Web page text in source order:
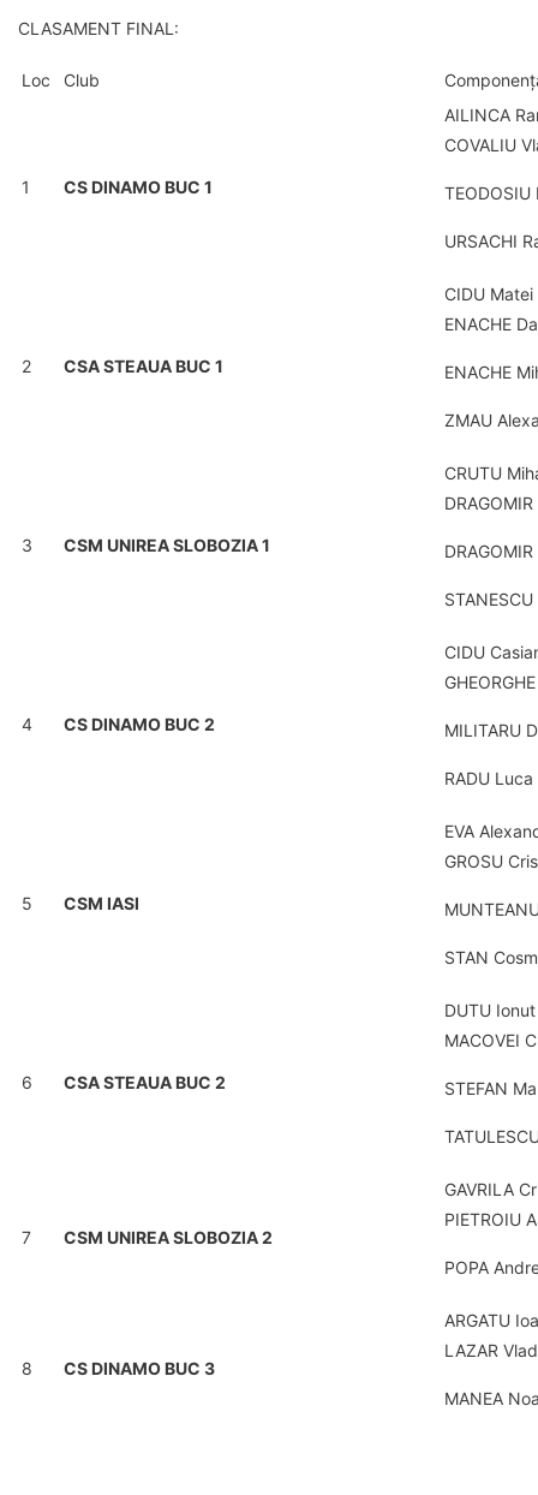
CLASAMENT FINAL:
Loc Club
1 CS DINAMO BUC 1
AILINCA
COVALIU
TEODOSIU
URSACHI
2 CSA STEAUA BUC 1
CIDU Matei
ENACHE
ENACHE
ZMAU
3 CSM UNIREA SLOBOZIA 1
CRUTU
4 CS DINAMO BUC 2
CIDU
MILITARU
RADU Luca
5 CSM IASI
EVA
GROSU
STAN
6 CSA STEAUA BUC 2
DUTU Ionut
MACOVEI
STEFAN
7 CSM UNIREA SLOBOZIA 2
GAVRILA
PIETROIU
POPA
8 CS DINAMO BUC 3
ARGATU
LAZAR
MANEA